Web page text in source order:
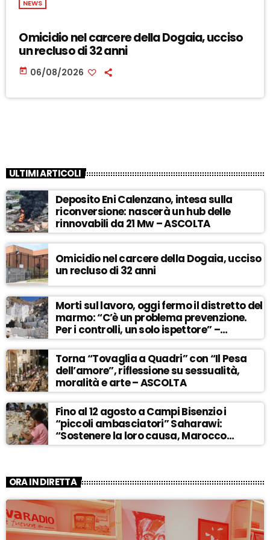
NEWS
Omicidio nel carcere della Dogaia, ucciso
un recluso di 32 anni
today 06/08/2026
ULTIMI ARTICOLI
Deposito Eni Calenzano, intesa sulla
riconversione: nascerà un hub delle
rinnovabili da 21 Mw – ASCOLTA
Omicidio nel carcere della Dogaia, ucciso
un recluso di 32 anni
Morti sul lavoro, oggi fermo il distretto del
marmo: “C’è un problema prevenzione.
Per i controlli, un solo ispettore” –
ASCOLTA
Torna “Tovaglia a Quadri” con “Il Pesa
dell’amore”, riflessione su sessualità,
moralità e arte – ASCOLTA
Fino al 12 agosto a Campi Bisenzio i
“piccoli ambasciatori” Saharawi:
“Sostenere la loro causa, Marocco
sempre più invadente” – ASCOLTA
ORA IN DIRETTA